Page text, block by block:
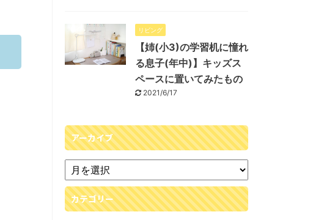
リビング
【姉(小3)の学習机に憧れ
る息子(年中)】キッズス
ペースに置いてみたもの
2021/6/17
アーカイブ
カテゴリー